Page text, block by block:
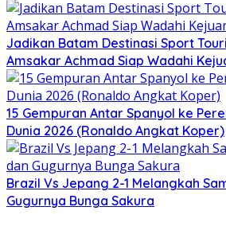
Jadikan Batam Destinasi Sport
Amsakar Achmad Siap Wadahi
15 Gempuran Antar Spanyol ke
Dunia 2026 (Ronaldo Angkat Koper)
Brazil Vs Jepang 2-1 Melangkah
Gugurnya Bunga Sakura